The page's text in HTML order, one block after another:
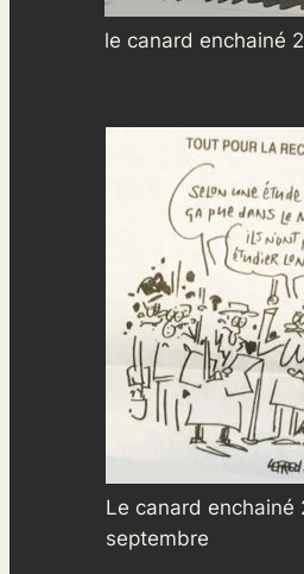
le canard enchainé
Le canard enchainé
septembre